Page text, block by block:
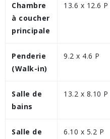
Chambre
à coucher
principale
13.6 x 12.6 P
Penderie
(Walk-in)
9.2 x 4.6 P
Salle de
bains
13.2 x 8.10 P
Salle de
6.10 x 5.2 P